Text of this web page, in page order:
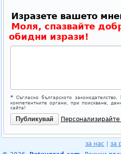
Изразете вашето
Моля, спазвайте
обидни изрази!
*Съгласно българското законодателство,
компетентните органи, при поискване,
сайта!
за нас за